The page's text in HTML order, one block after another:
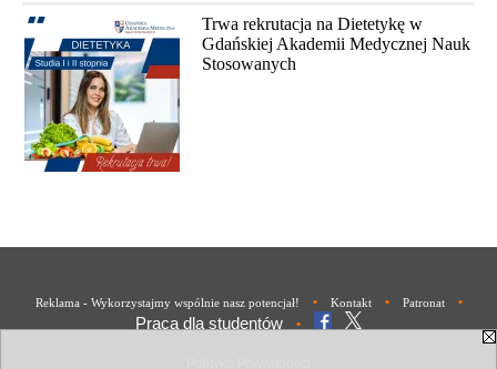
Trwa rekrutacja na Dietetykę w
Gdańskiej Akademii Medycznej Nauk
Stosowanych
Reklama - Wykorzystajmy wspólnie nasz potencjał! • Kontakt • Patronat •
Praca dla studentów •